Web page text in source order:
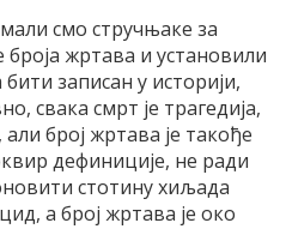
смо стручњаке за
жртава и установили
бити записан у историји,
свака смрт је трагедија,
број жртава је такође
дефиниције, не ради
стотину хиљада
а број жртава је око